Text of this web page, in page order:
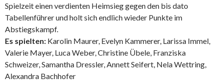
Spielzeit einen verdienten Heimsieg gegen den bis dato
Tabellenführer und holt sich endlich wieder Punkte im
Abstiegskampf.
Es spielten: Karolin Maurer, Evelyn Kammerer, Larissa Immel,
Valerie Mayer, Luca Weber, Christine Übele, Franziska
Schweizer, Samantha Dressler, Annett Seifert, Nela Wettring,
Alexandra Bachhofer